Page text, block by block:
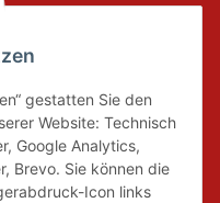
gestatten Sie den
Website: Technisch
Google Analytics,
Brevo. Sie können die
Icon links
und erfüllen unsere
nach dem